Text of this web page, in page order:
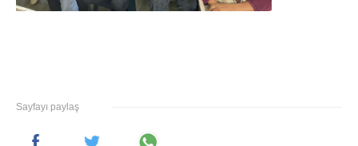
Sayfayı paylaş